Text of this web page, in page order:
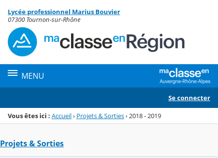
Menu de la rubrique
Contenu
Lycée professionnel Marius Bouvier
07300 Tournon-sur-Rhône
MENU
Se connecter
Vous êtes ici : Accueil› Projets & Sorties› 2018 - 2019
Projets & Sorties